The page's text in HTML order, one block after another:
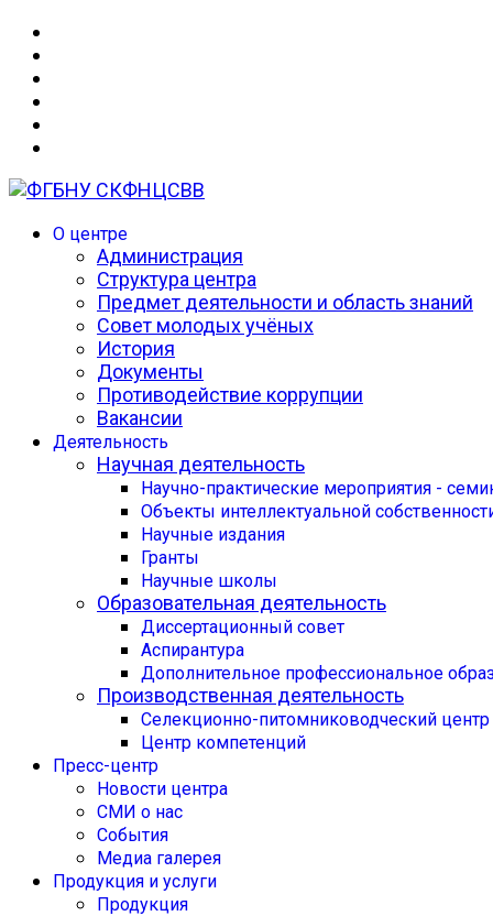
О центре
Администрация
Структура центра
Предмет деятельности и область знаний
Совет молодых учёных
История
Документы
Противодействие коррупции
Вакансии
Деятельность
Научная деятельность
Научно-практические мероприятия -
Объекты интеллектуальной
Научные издания
Гранты
Научные школы
Образовательная деятельность
Диссертационный совет
Аспирантура
Дополнительное профессиональное
Производственная деятельность
Селекционно-питомниководческий центр
Центр компетенций
Пресс-центр
Новости центра
СМИ о нас
События
Медиа галерея
Продукция и услуги
Продукция